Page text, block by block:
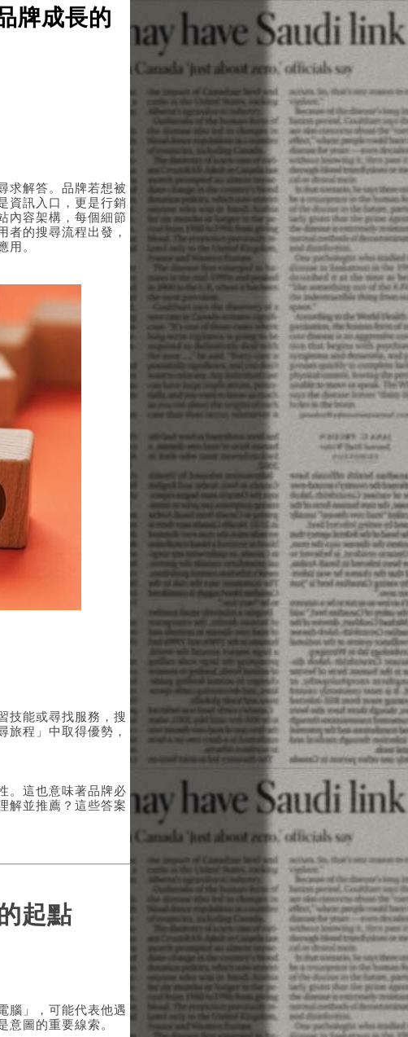
牌成長的
求解答。品牌若想被
資訊入口，更是行銷
內容架構，每個細節
者的搜尋流程出發，
用。
技能或尋找服務，搜
旅程」中取得優勢，
。這也意味著品牌必
解並推薦？這些答案
起點
腦」，可能代表他遇
意圖的重要線索。